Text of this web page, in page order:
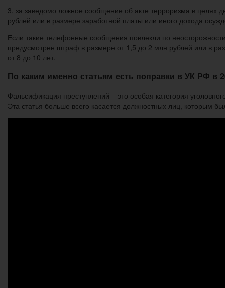
3, за заведомо ложное сообщение об акте терроризма в целях
рублей или в размере заработной платы или иного дохода
Если такие телефонные сообщения повлекли по
предусмотрен штраф в размере от 1,5 до 2 млн рублей или в
от 8 до 10 лет.
По каким именно статьям есть поправки в УК РФ в
Фальсификация преступлений – это особая категория
Эта статья больше всего касается должностных лиц, которым